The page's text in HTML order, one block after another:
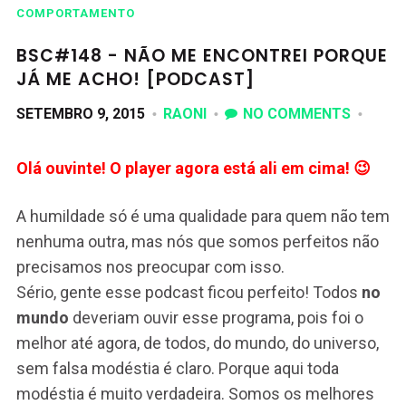
COMPORTAMENTO
BSC#148 - NÃO ME ENCONTREI PORQUE
JÁ ME ACHO! [PODCAST]
SETEMBRO 9, 2015 RAONI NO COMMENTS
Olá ouvinte! O player agora está ali em cima! 😉
A humildade só é uma qualidade para quem não tem
nenhuma outra, mas nós que somos perfeitos não
precisamos nos preocupar com isso.
Sério, gente esse podcast ficou perfeito! Todos no
mundo deveriam ouvir esse programa, pois foi o
melhor até agora, de todos, do mundo, do universo,
sem falsa modéstia é claro. Porque aqui toda
modéstia é muito verdadeira. Somos os melhores